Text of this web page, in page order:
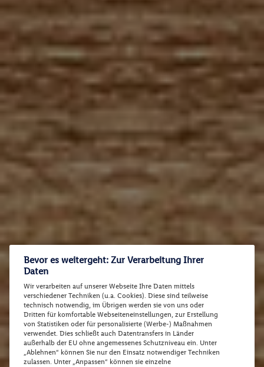
Bevor es weitergeht: Zur Verarbeitung Ihrer
Daten
Wir verarbeiten auf unserer Webseite Ihre Daten mittels
verschiedener Techniken (u.a. Cookies). Diese sind teilweise
technisch notwendig, im Übrigen werden sie von uns oder
Dritten für komfortable Webseiteneinstellungen, zur Erstellung
von Statistiken oder für personalisierte (Werbe-) Maßnahmen
verwendet. Dies schließt auch Datentransfers in Länder
außerhalb der EU ohne angemessenes Schutzniveau ein. Unter
„Ablehnen“ können Sie nur den Einsatz notwendiger Techniken
zulassen. Unter „Anpassen“ können sie einzelne